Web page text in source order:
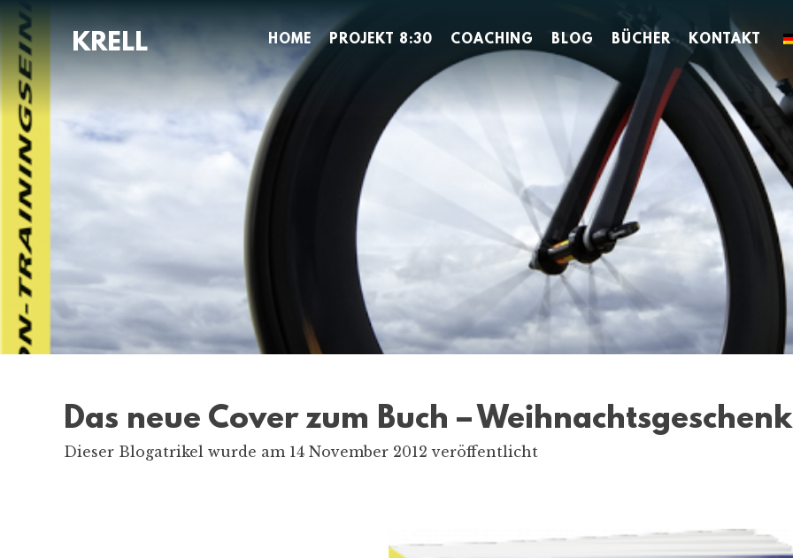
Zum
Inhalt
springen
HOME PROJEKT 8:30 COACHING BLOG BÜCHER KONTAKT
Das neue Cover zum Buch –
Dieser Blogatrikel wurde am 14 November 2012 veröffentlicht